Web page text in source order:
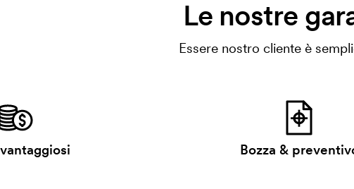
Le nostre
Essere nostro cliente è
Bozza &